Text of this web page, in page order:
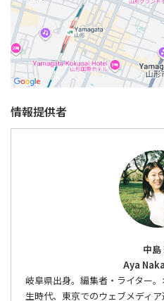
情報提供者
中島
Aya
岐阜県出身。編集者・ライター
生時代、東京でのウェブメディ